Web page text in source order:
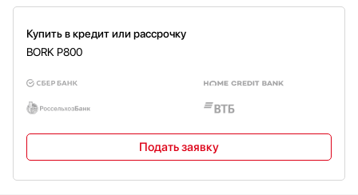
Купить в кредит или рассрочку
BORK P800
Подать заявку